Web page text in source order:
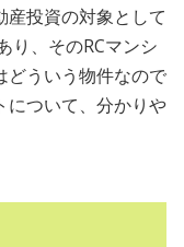
モジュールの有無
投資の対象として
り、そのRCマンシ
どういう物件なので
について、分かりや